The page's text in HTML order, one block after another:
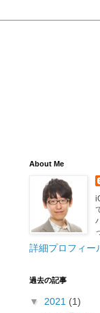
About Me
詳細プロフィー
過去の記事
▼ 2021 (1)